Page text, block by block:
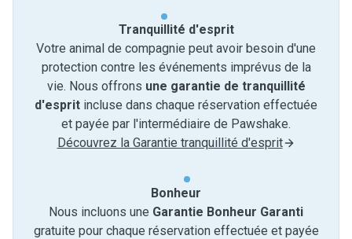
Tranquillité d'esprit
Votre animal de compagnie peut avoir besoin d'une
protection contre les événements imprévus de la
vie. Nous offrons une garantie de tranquillité
d'esprit incluse dans chaque réservation effectuée
et payée par l'intermédiaire de Pawshake.
Découvrez la Garantie tranquillité d'esprit
Bonheur
Nous incluons une Garantie Bonheur Garanti
gratuite pour chaque réservation effectuée et payée